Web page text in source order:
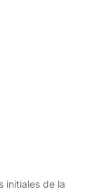
initiales de la